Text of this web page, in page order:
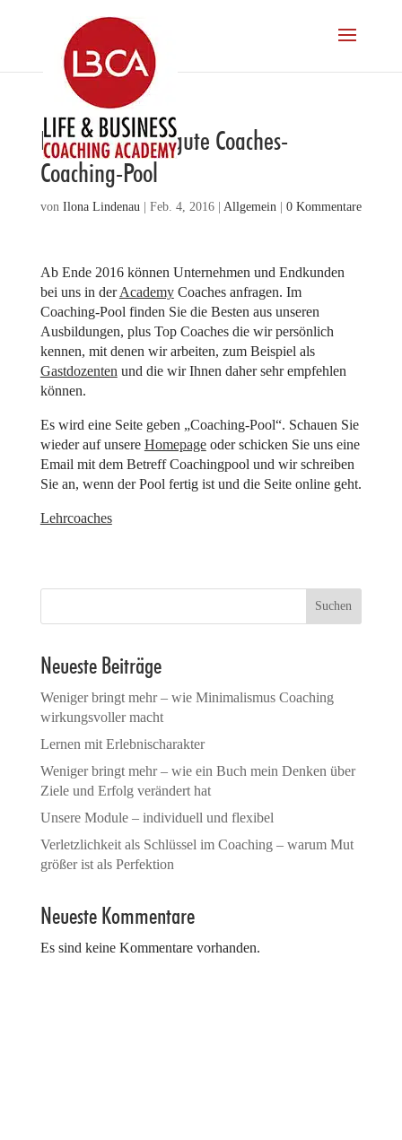
Hier finden Sie gute Coaches-
Coaching-Pool
von Ilona Lindenau| Feb. 4, 2016| Allgemein| 0 Kommentare
Ab Ende 2016 können Unternehmen und Endkunden
bei uns in derAcademyCoaches anfragen. Im
Coaching-Pool finden Sie die Besten aus unseren
Ausbildungen, plus Top Coaches die wir persönlich
kennen, mit denen wir arbeiten, zum Beispiel als
Gastdozenten und die wir Ihnen daher sehr empfehlen
können.
Es wird eine Seite geben „Coaching-Pool“. Schauen Sie
wieder auf unsere Homepageoder schicken Sie uns eine
Email mit dem Betreff Coachingpool und wir schreiben
Sie an, wenn der Pool fertig ist und die Seite online geht.
Lehrcoaches
Suchen
Neueste Beiträge
Weniger bringt mehr – wie Minimalismus Coaching
wirkungsvoller macht
Lernen mit Erlebnischarakter
Weniger bringt mehr – wie ein Buch mein Denken über
Ziele und Erfolg verändert hat
Unsere Module – individuell und flexibel
Verletzlichkeit als Schlüssel im Coaching – warum Mut
größer ist als Perfektion
Neueste Kommentare
Es sind keine Kommentare vorhanden.